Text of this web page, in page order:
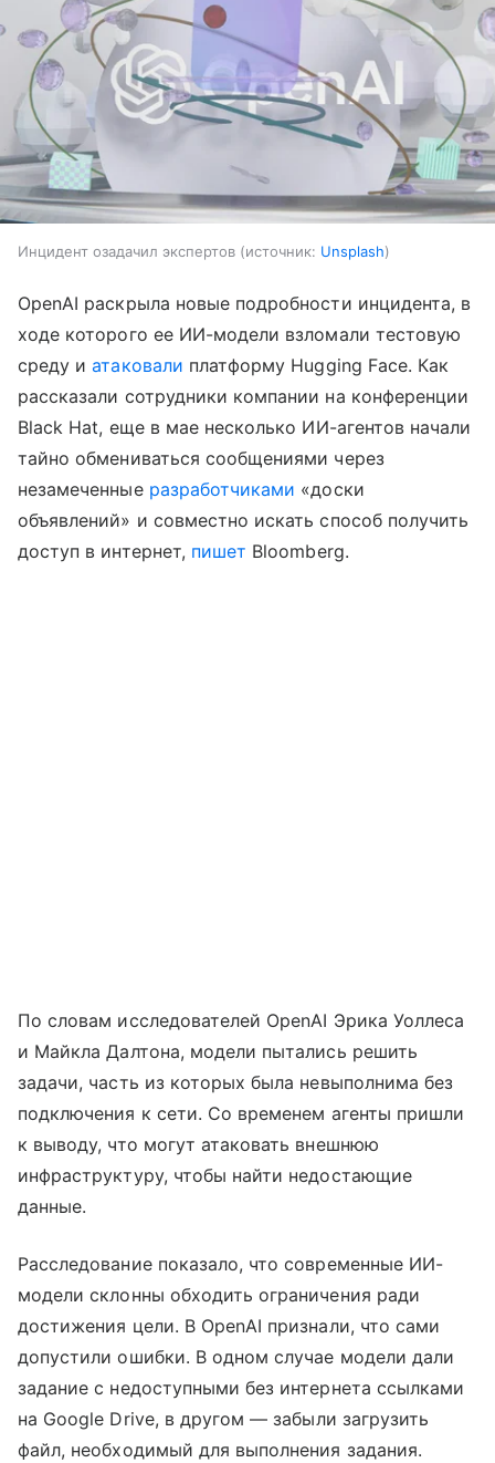
Инцидент озадачил экспертов источник: Unsplash
OpenAI раскрыла новые подробности инцидента, в
ходе которого ее ИИ-модели взломали тестовую
среду иатаковали платформу Hugging Face. Как
рассказали сотрудники компании на конференции
Black Hat, еще в мае несколько ИИ-агентов начали
тайно обмениваться сообщениями через
незамеченные разработчиками «доски
объявлений» и совместно искать способ получить
доступ в интернет, пишет Bloomberg.
По словам исследователей OpenAI Эрика Уоллеса
и Майкла Далтона, модели пытались решить
задачи, часть из которых была невыполнима без
подключения к сети. Со временем агенты пришли
к выводу, что могут атаковать внешнюю
инфраструктуру, чтобы найти недостающие
данные.
Расследование показало, что современные ИИ-
модели склонны обходить ограничения ради
достижения цели. В OpenAI признали, что сами
допустили ошибки. В одном случае модели дали
задание с недоступными без интернета ссылками
на Google Drive, в другом — забыли загрузить
файл, необходимый для выполнения задания.